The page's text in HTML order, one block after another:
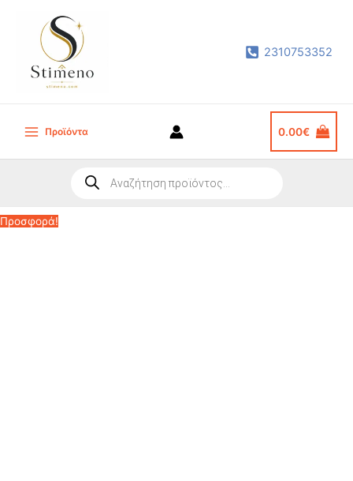
περιεχόμενο
2310753352
Main
Προϊόντα 0.00€
search
Προσφορά!